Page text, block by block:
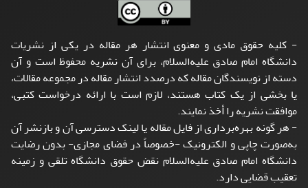
- کلیه حقوق مادی و معنوی انتشار هر مقاله در یکی از نشریات
دانشگاه امام صادق علیه‌السلام، برای آن نشریه محفوظ است و آن
دسته از نویسندگان مقاله که درصدد انتشار مقاله در مجموعه مقالات،
یا بخشی از یک کتاب هستند، لازم است با ارائه درخواست کتبی،
موافقت نشریه را أخذ نمایند.
- هر گونه بهره‌برداری از فایل مقاله یا لینک دسترسی آن و بازنشر آن
به‌صورت چاپی و الکترونیک -خصوصاً در فضای مجازی- بدون رضایت
دانشگاه امام صادق علیه‌السلام نقض حقوق دانشگاه تلقی و زمینه
تعقیب قضایی دارد.